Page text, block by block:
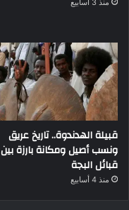
قبيلة الهدندوة.. تاريخ عريق
ونسب أصيل ومكانة بارزة بين
قبائل البجة
منذ 4 أسابيع